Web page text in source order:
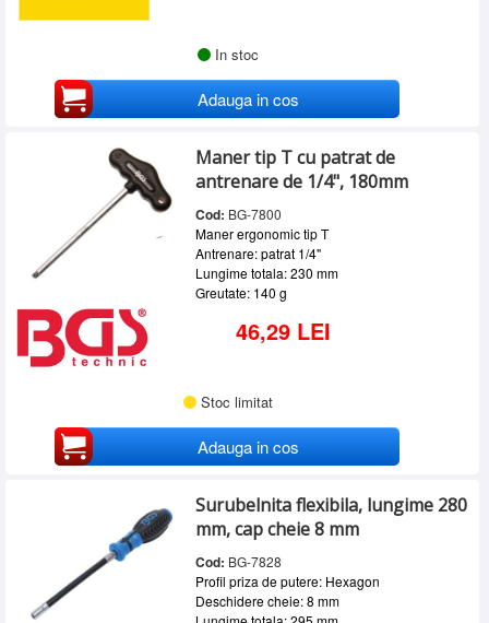
In stoc
Adauga in cos
Maner tip T cu patrat de
antrenare de 1/4", 180mm
Cod: BG-7800
Maner ergonomic tip T
Antrenare: patrat 1/4"
Lungime totala: 230 mm
Greutate: 140 g
46,29 LEI
Stoc limitat
Adauga in cos
Surubelnita flexibila, lungime 280
mm, cap cheie 8 mm
Cod: BG-7828
Profil priza de putere: Hexagon
Deschidere cheie: 8 mm